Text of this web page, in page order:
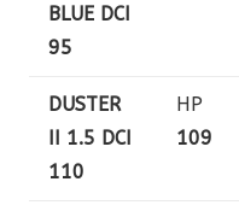
BLUE DCI
95
DUSTER
II 1.5 DCI
110
HP
109